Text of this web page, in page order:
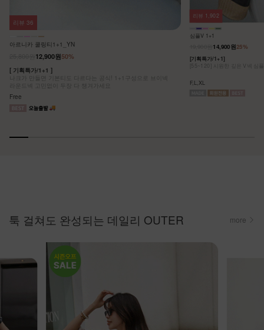
아르니카 쿨링티1+1_YN
50%
12,900원
[ 기획특가/1+1 ]
나크가 만들면 기본티도 다르다는 공식! 1+1구성으로 브이넥
라운드넥 고민없이 두장 다 챙겨가세요
Free
리뷰 36
심플V 1+1
25%
14,900원
[기획특가/1+1]
[55~120] 시원한 깊은 V넥 심
F,L,XL
리뷰 1,902
툭 걸쳐도 완성되는 데일리 OUTER more